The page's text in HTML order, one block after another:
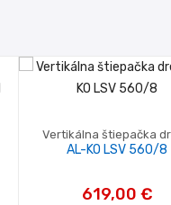
Vertikálna štiepačka
AL-KO LSV 560/8
619,00 €